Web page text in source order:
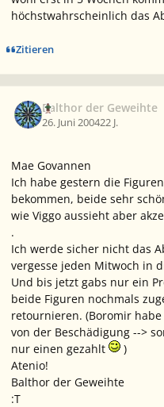
höchstwahrscheinlich das
Zitieren
Balthor der Geweihte
26. Juni 200422 J.
Mae Govannen
Ich habe gestern die
bekommen, beide sehr
wie Viggo aussieht aber
.
Ich werde sicher nicht das
vergesse jeden Mitwoch in
Und bis jetzt gabs nur ein
beide Figuren nochmals
retournieren. (Boromir
von der Beschädigung -->
nur einen gezahlt
)
Atenio!
Balthor der Geweihte
:T